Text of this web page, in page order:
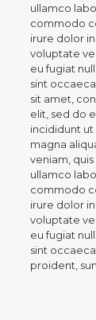
ullamco
commodo
irure dolor
voluptate
eu fugiat
sint
sit amet,
elit, sed do
incididunt
magna
veniam,
ullamco
commodo
irure dolor
voluptate
eu fugiat
sint
proident,